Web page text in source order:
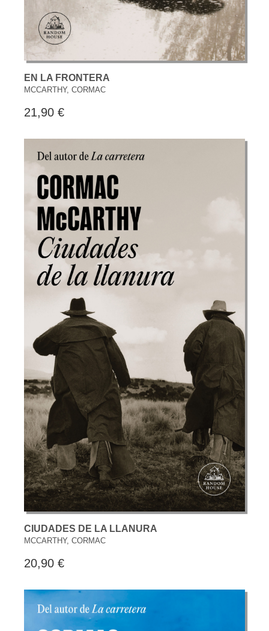
EN LA FRONTERA
MCCARTHY, CORMAC
21,90 €
CIUDADES DE LA LLANURA
MCCARTHY, CORMAC
20,90 €